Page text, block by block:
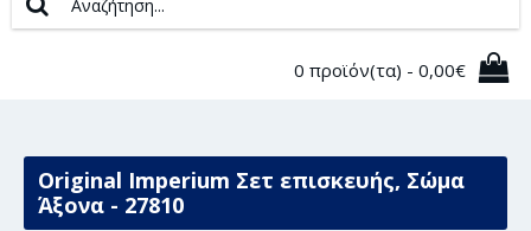
0 προϊόν(τα) - 0,00€
Original Imperium Σετ επισκευής, Σώμα
Άξονα - 27810